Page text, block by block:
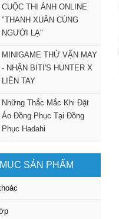
CUỘC THI ẢNH ONLINE
"THANH XUÂN CÙNG
NGƯỜI LẠ"
MINIGAME THỬ VẬN MAY
- NHẬN BITI'S HUNTER X
LIỀN TAY
Những Thắc Mắc Khi Đặt
Áo Đồng Phục Tại Đồng
Phục Hadahi
SẢN PHẨM